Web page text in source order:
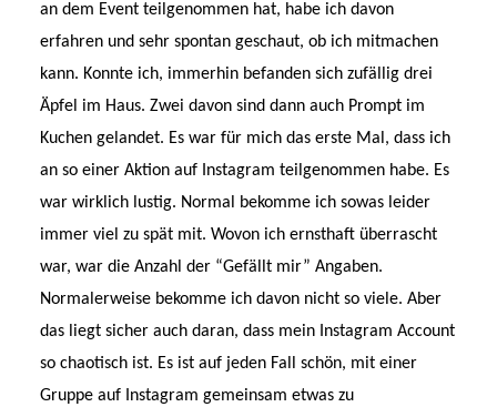
an dem Event teilgenommen hat, habe ich davon
erfahren und sehr spontan geschaut, ob ich mitmachen
kann. Konnte ich, immerhin befanden sich zufällig drei
Äpfel im Haus. Zwei davon sind dann auch Prompt im
Kuchen gelandet. Es war für mich das erste Mal, dass ich
an so einer Aktion auf Instagram teilgenommen habe. Es
war wirklich lustig. Normal bekomme ich sowas leider
immer viel zu spät mit. Wovon ich ernsthaft überrascht
war, war die Anzahl der “Gefällt mir” Angaben.
Normalerweise bekomme ich davon nicht so viele. Aber
das liegt sicher auch daran, dass mein Instagram Account
so chaotisch ist. Es ist auf jeden Fall schön, mit einer
Gruppe auf Instagram gemeinsam etwas zu